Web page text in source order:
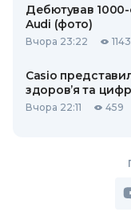
Дебютував
Audi (фото)
Вчора 23:22 1143
Casio
здоров’я та
Вчора 22:11 459